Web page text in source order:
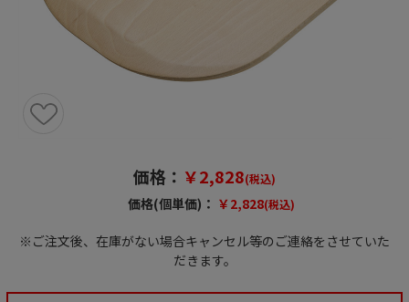
価格： ￥2,828(税込)
価格(個単価)： ￥2,828(税込)
※ご注文後、在庫がない場合キャンセル等のご連絡をさせていた
だきます。